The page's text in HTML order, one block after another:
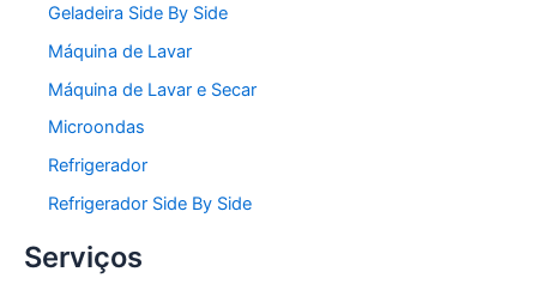
Geladeira Side By Side
Máquina de Lavar
Máquina de Lavar e Secar
Microondas
Refrigerador
Refrigerador Side By Side
Serviços